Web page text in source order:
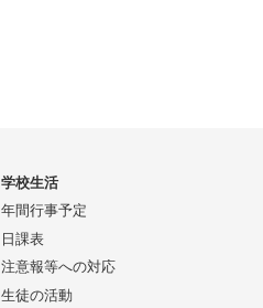
学校生活
年間行事予定
日課表
注意報等への対応
生徒の活動